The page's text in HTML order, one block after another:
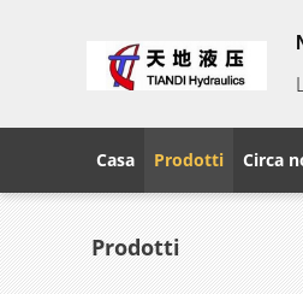
Casa Prodotti Circa
Prodotti